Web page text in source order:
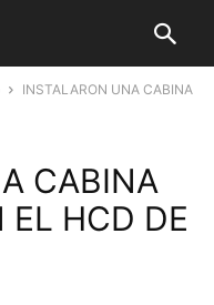
INSTALARON UNA CABINA
CABINA
EL HCD DE